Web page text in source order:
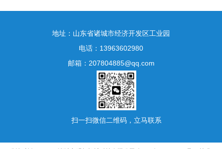
水果净菜加工生产线
地址：山东省诸城市经济开发区工业园
电话：13963602980
邮箱：207804885@qq.com
扫一扫微信二维码，立马联系